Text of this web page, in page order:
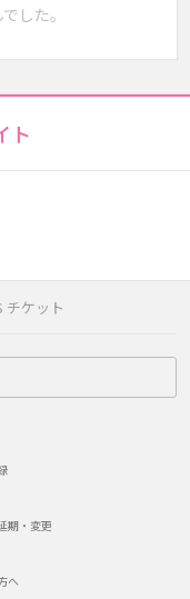
チケット
した。
ト
期・変更
へ